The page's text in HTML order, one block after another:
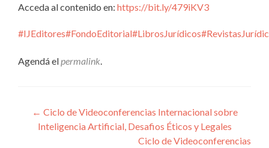
Acceda al contenido en: https://bit.ly/479iKV3
#IJEditores#FondoEditorial#LibrosJurídicos
Agendá elpermalink.
Navegación
de
← Ciclo de Videoconferencias Internacional sobre
Inteligencia Artificial, Desafios Éticos y Legales
Ciclo de Videoconferencias